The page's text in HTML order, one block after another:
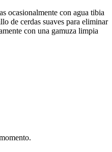
ocasionalmente con agua tibia
de cerdas suaves para eliminar
con una gamuza limpia